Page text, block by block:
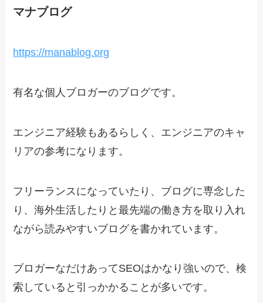
マナブログ
https://manablog.org
有名な個人ブロガーのブログです。
エンジニア経験もあるらしく、エンジニアのキャ
リアの参考になります。
フリーランスになっていたり、ブログに専念した
り、海外生活したりと最先端の働き方を取り入れ
ながら読みやすいブログを書かれています。
ブロガーなだけあってSEOはかなり強いので、検
索していると引っかかることが多いです。